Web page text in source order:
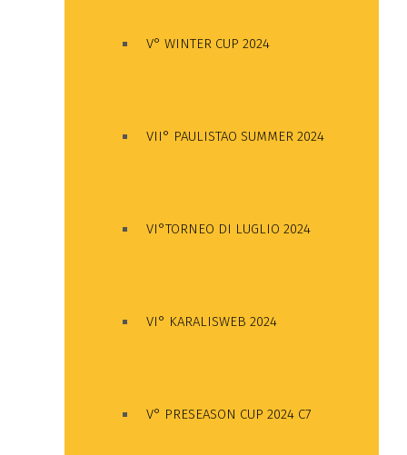
V° WINTER CUP 2024
VII° PAULISTAO SUMMER 2024
VI°TORNEO DI LUGLIO 2024
VI° KARALISWEB 2024
V° PRESEASON CUP 2024 C7